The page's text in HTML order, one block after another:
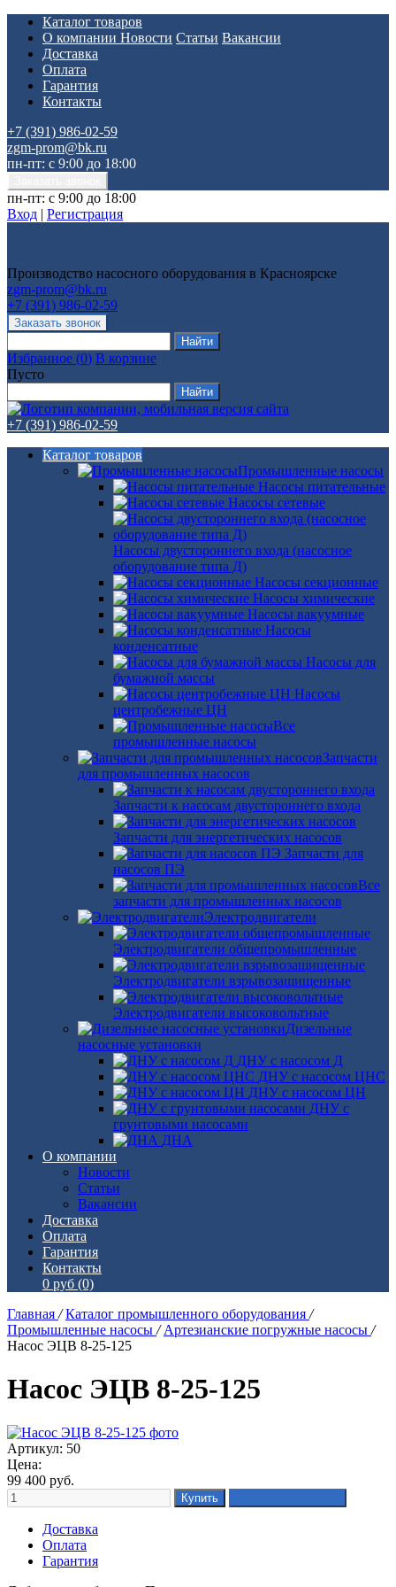
Каталог товаров
О компании Новости Статьи Вакансии
Доставка
Оплата
Гарантия
Контакты
+7 (391) 986-02-59
zgm-prom@bk.ru
пн-пт: с 9:00 до 18:00
пн-пт: с 9:00 до 18:00
Вход | Регистрация
Производство насосного оборудования в Красноярске
zgm-prom@bk.ru
+7 (391) 986-02-59
Избранное (0) В корзине
Пусто
+7 (391) 986-02-59
Каталог товаров
Промышленные насосы
Насосы питательные
Насосы сетевые
Насосы двустороннего входа (насосное
оборудование типа Д)
Насосы секционные
Насосы химические
Насосы вакуумные
Насосы
конденсатные
Насосы для
бумажной массы
Насосы
центробежные ЦН
Все
промышленные насосы
Запчасти
для промышленных насосов
Запчасти к насосам двустороннего входа
Запчасти для энергетических насосов
Запчасти для
насосов ПЭ
Все
запчасти для промышленных насосов
Электродвигатели
Электродвигатели общепромышленные
Электродвигатели взрывозащищенные
Электродвигатели высоковольтные
Дизельные
насосные установки
ДНУ с насосом Д
ДНУ с насосом ЦНС
ДНУ с насосом ЦН
ДНУ с
грунтовыми насосами
ДНА
О компании
Новости
Статьи
Вакансии
Доставка
Оплата
Гарантия
Контакты
0 руб (0)
Главная / Каталог промышленного оборудования /
Промышленные насосы / Артезианские погружные насосы /
Насос ЭЦВ 8-25-125
Насос ЭЦВ 8-25-125
Артикул: 50
Цена:
99 400 руб.
Доставка
Оплата
Гарантия